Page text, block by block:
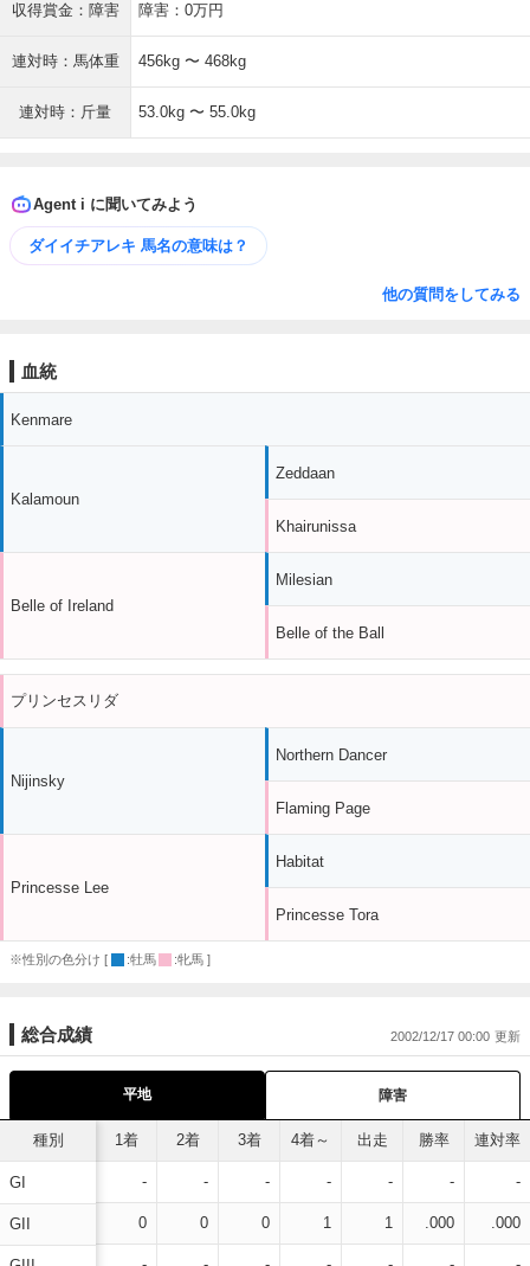
収得賞金：障害 障害：0万円
連対時：馬体重 456kg 〜 468kg
連対時：斤量 53.0kg 〜 55.0kg
Agent i に聞いてみよう
ダイイチアレキ 馬名の意味は？
他の質問をしてみる
血統
Kenmare
Kalamoun
Belle of Ireland
Zeddaan
Khairunissa
Milesian
Belle of the Ball
プリンセスリダ
Nijinsky
Princesse Lee
Northern Dancer
Flaming Page
Habitat
Princesse Tora
※性別の色分け [ :牡馬 :牝馬 ]
総合成績 2002/12/17 00:00
平地 障害
種別
GI
GII
1着 2着 3着 4着～ 出走 勝率 連対率
- - - - - - -
0 0 0 1 1 .000 .000